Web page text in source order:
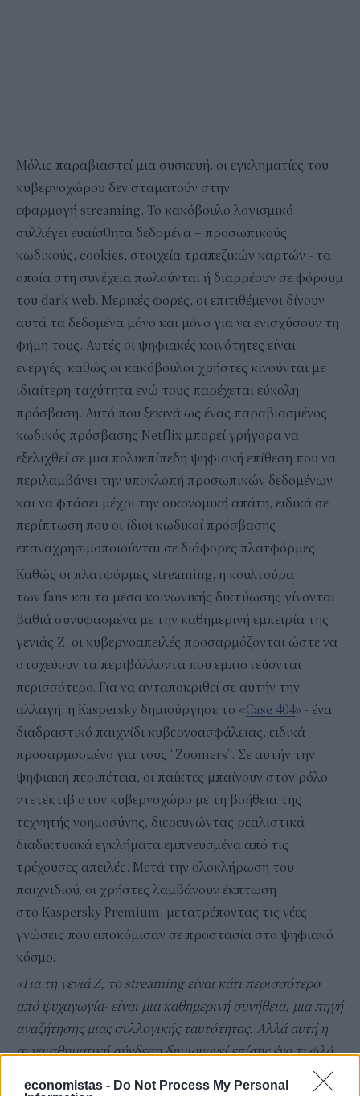
economistas - Do Not Process My Personal
Μόλις παραβιαστεί μια συσκευή, οι εγκληματίες του
κυβερνοχώρου δεν σταματούν στην
εφαρμογή streaming. Το κακόβουλο λογισμικό
συλλέγει ευαίσθητα δεδομένα – προσωπικούς
κωδικούς, cookies, στοιχεία τραπεζικών καρτών - τα
οποία στη συνέχεια πωλούνται ή διαρρέουν σε φόρουμ
του dark web. Μερικές φορές, οι επιτιθέμενοι δίνουν
αυτά τα δεδομένα μόνο και μόνο για να ενισχύσουν τη
φήμη τους. Αυτές οι ψηφιακές κοινότητες είναι
ενεργές, καθώς οι κακόβουλοι χρήστες κινούνται με
ιδιαίτερη ταχύτητα ενώ τους παρέχεται εύκολη
πρόσβαση. Αυτό που ξεκινά ως ένας παραβιασμένος
κωδικός πρόσβασης Netflix μπορεί γρήγορα να
εξελιχθεί σε μια πολυεπίπεδη ψηφιακή επίθεση που να
περιλαμβάνει την υποκλοπή προσωπικών δεδομένων
και να φτάσει μέχρι την οικονομική απάτη, ειδικά σε
περίπτωση που οι ίδιοι κωδικοί πρόσβασης
επαναχρησιμοποιούνται σε διάφορες πλατφόρμες.
Καθώς οι πλατφόρμες streaming, η κουλτούρα
των fans και τα μέσα κοινωνικής δικτύωσης γίνονται
βαθιά συνυφασμένα με την καθημερινή εμπειρία της
γενιάς Z, οι κυβερνοαπειλές προσαρμόζονται ώστε να
στοχεύουν τα περιβάλλοντα που εμπιστεύονται
περισσότερο. Για να ανταποκριθεί σε αυτήν την
αλλαγή, η Kaspersky δημιούργησε το «Case 404» - ένα
διαδραστικό παιχνίδι κυβερνοασφάλειας, ειδικά
προσαρμοσμένο για τους ‘’Zoomers’’. Σε αυτήν την
ψηφιακή περιπέτεια, οι παίκτες μπαίνουν στον ρόλο
ντετέκτιβ στον κυβερνοχώρο με τη βοήθεια της
τεχνητής νοημοσύνης, διερευνώντας ρεαλιστικά
διαδικτυακά εγκλήματα εμπνευσμένα από τις
τρέχουσες απειλές. Μετά την ολοκλήρωση του
παιχνιδιού, οι χρήστες λαμβάνουν έκπτωση
στο Kaspersky Premium, μετατρέποντας τις νέες
γνώσεις που αποκόμισαν σε προστασία στο ψηφιακό
κόσμο.
«Για τη γενιά Z, το streamingείναι κάτι περισσότερο
από ψυχαγωγία- είναι μια καθημερινή συνήθεια, μια πηγή
αναζήτησης μιας συλλογικής ταυτότητας. Αλλά αυτή η
συναισθηματική σύνδεση δημιουργεί επίσης ένα τυφλό
σημείο. Το κακόβουλο λογισμικό που εμφανίζεται σε